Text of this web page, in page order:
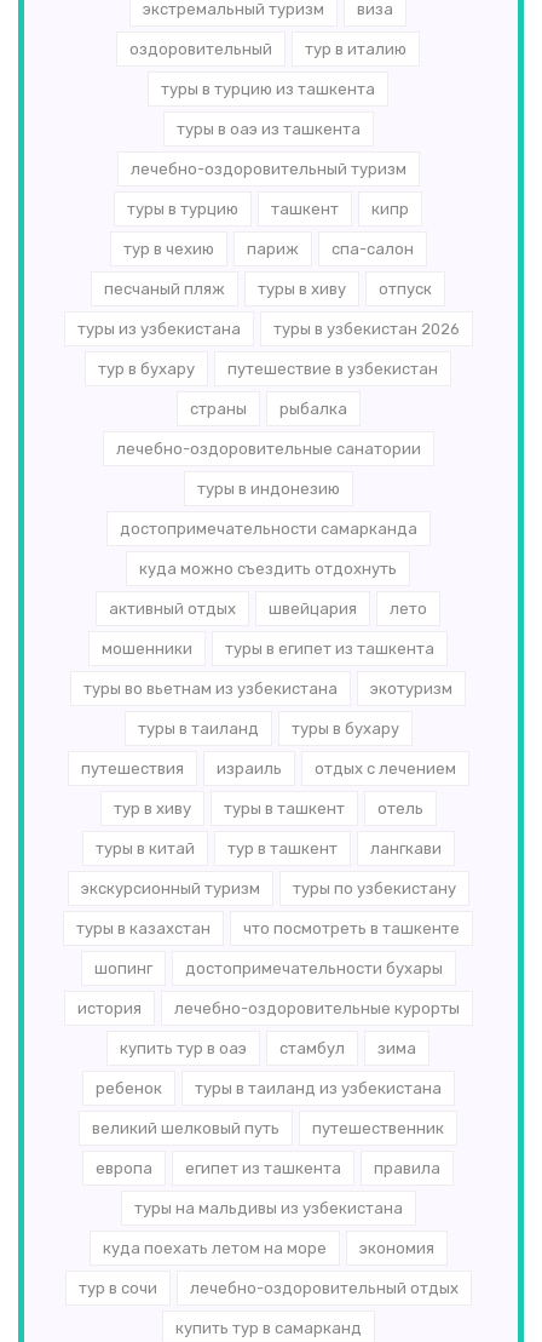
экстремальный туризм виза
оздоровительный тур в италию
туры в турцию из ташкента
туры в оаэ из ташкента
лечебно-оздоровительный туризм
туры в турцию ташкент кипр
тур в чехию париж спа-салон
песчаный пляж туры в хиву отпуск
туры из узбекистана туры в узбекистан 2026
тур в бухару путешествие в узбекистан
страны рыбалка
лечебно-оздоровительные санатории
туры в индонезию
достопримечательности самарканда
куда можно съездить отдохнуть
активный отдых швейцария лето
мошенники туры в египет из ташкента
туры во вьетнам из узбекистана экотуризм
туры в таиланд туры в бухару
путешествия израиль отдых с лечением
тур в хиву туры в ташкент отель
туры в китай тур в ташкент лангкави
экскурсионный туризм туры по узбекистану
туры в казахстан что посмотреть в ташкенте
шопинг достопримечательности бухары
история лечебно-оздоровительные курорты
купить тур в оаэ стамбул зима
ребенок туры в таиланд из узбекистана
великий шелковый путь путешественник
европа египет из ташкента правила
туры на мальдивы из узбекистана
куда поехать летом на море экономия
тур в сочи лечебно-оздоровительный отдых
купить тур в самарканд